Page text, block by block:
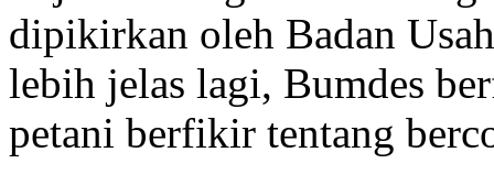
dipikirkan oleh Badan
lebih jelas lagi, Bumdes
petani berfikir tentang